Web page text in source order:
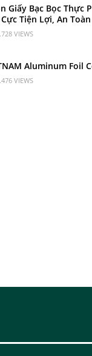
Giấy Bạc Bọc Thực
Tiện Lợi, An Toàn
VIEWS
Aluminum Foil
VIEWS